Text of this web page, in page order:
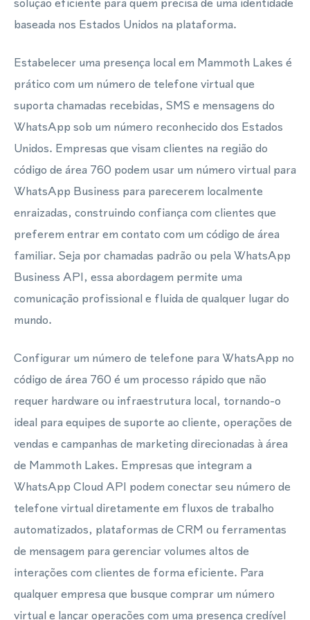
baseada nos Estados Unidos na plataforma.
Estabelecer uma presença local em Mammoth Lakes é
prático com um número de telefone virtual que
suporta chamadas recebidas, SMS e mensagens do
WhatsApp sob um número reconhecido dos Estados
Unidos. Empresas que visam clientes na região do
código de área 760 podem usar um número virtual para
WhatsApp Business para parecerem localmente
enraizadas, construindo confiança com clientes que
preferem entrar em contato com um código de área
familiar. Seja por chamadas padrão ou pela WhatsApp
Business API, essa abordagem permite uma
comunicação profissional e fluida de qualquer lugar do
mundo.
Configurar um número de telefone para WhatsApp no
código de área 760 é um processo rápido que não
requer hardware ou infraestrutura local, tornando-o
ideal para equipes de suporte ao cliente, operações de
vendas e campanhas de marketing direcionadas à área
de Mammoth Lakes. Empresas que integram a
WhatsApp Cloud API podem conectar seu número de
telefone virtual diretamente em fluxos de trabalho
automatizados, plataformas de CRM ou ferramentas
de mensagem para gerenciar volumes altos de
interações com clientes de forma eficiente. Para
qualquer empresa que busque comprar um número
virtual e lançar operações com uma presença credível